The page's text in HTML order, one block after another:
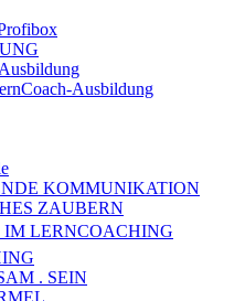
Ausbildung
KOMMUNIKATION
ZAUBERN
LERNCOACHING
. SEIN